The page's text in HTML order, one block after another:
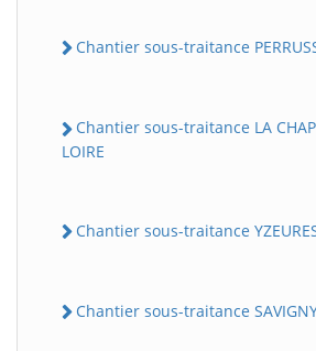
Chantier sous-traitance
Chantier sous-traitance LA
LOIRE
Chantier sous-traitance
Chantier sous-traitance